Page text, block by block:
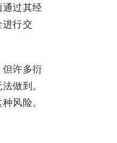
过其经
行交
许多衍
做到。
风险。